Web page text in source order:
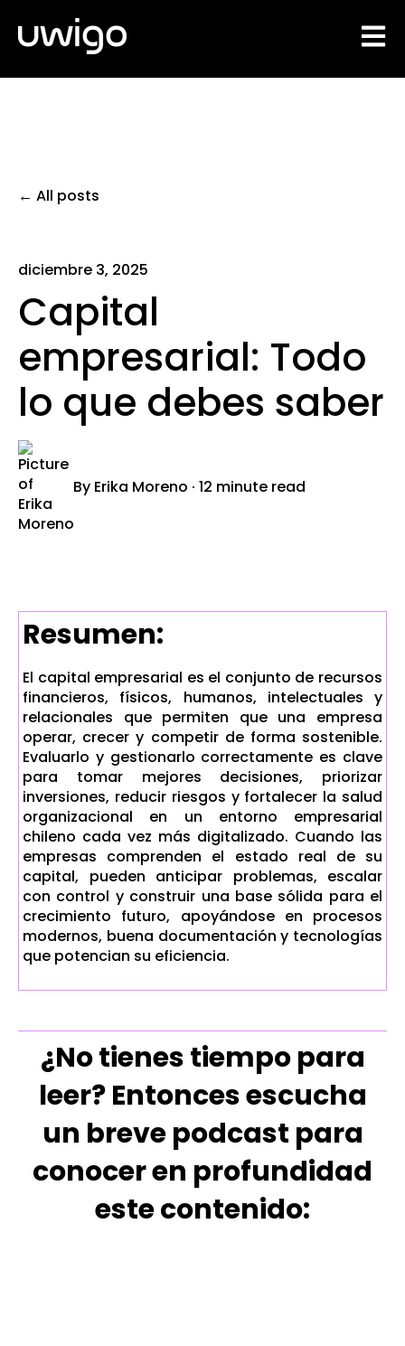
All posts
diciembre 3, 2025
Capital
empresarial: Todo
lo que debes saber
By Erika Moreno ·12 minute read
Resumen:
El capital empresarial es el conjunto de recursos
financieros, físicos, humanos, intelectuales y
relacionales que permiten que una empresa
operar, crecer y competir de forma sostenible.
Evaluarlo y gestionarlo correctamente es clave
para tomar mejores decisiones, priorizar
inversiones, reducir riesgos y fortalecer la salud
organizacional en un entorno empresarial
chileno cada vez más digitalizado. Cuando las
empresas comprenden el estado real de su
capital, pueden anticipar problemas, escalar
con control y construir una base sólida para el
crecimiento futuro, apoyándose en procesos
modernos, buena documentación y tecnologías
que potencian su eficiencia.
¿No tienes tiempo para
leer? Entonces escucha
un breve podcast para
conocer en profundidad
este contenido: